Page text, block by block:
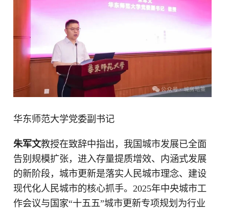
华东师范大学党委副书记
朱军文教授在致辞中指出，我国城市发展已全面
告别规模扩张，进入存量提质增效、内涵式发展
的新阶段，城市更新是落实人民城市理念、建设
现代化人民城市的核心抓手。2025年中央城市工
作会议与国家“十五五”城市更新专项规划为行业